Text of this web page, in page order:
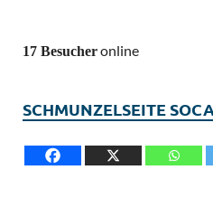
17 Besucheronline
SCHMUNZELSEITE